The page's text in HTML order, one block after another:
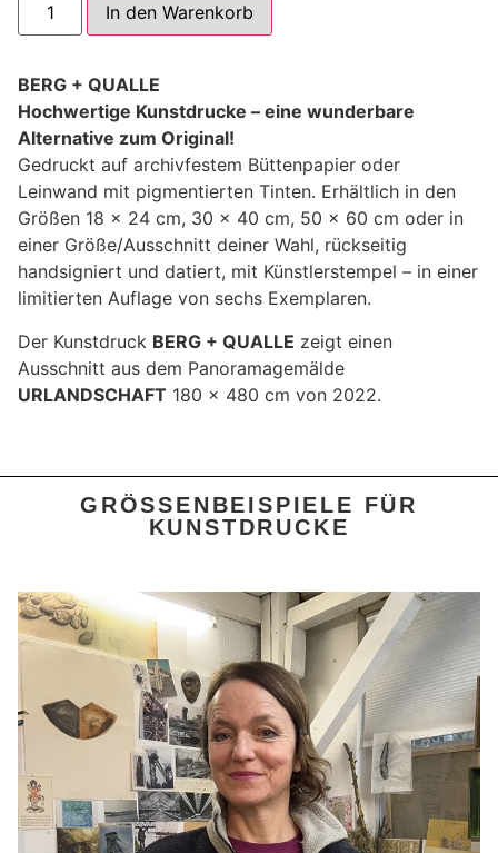
In den Warenkorb
BERG + QUALLE
Hochwertige Kunstdrucke – eine wunderbare
Alternative zum Original!
Gedruckt auf archivfestem Büttenpapier oder
Leinwand mit pigmentierten Tinten. Erhältlich in den
Größen 18 x 24 cm, 30 x 40 cm, 50 x 60 cm oder in
einer Größe/Ausschnitt deiner Wahl, rückseitig
handsigniert und datiert, mit Künstlerstempel – in einer
limitierten Auflage von sechs Exemplaren.
Der Kunstdruck BERG + QUALLE zeigt einen
Ausschnitt aus dem Panoramagemälde
URLANDSCHAFT 180 x 480 cm von 2022.
GRÖSSENBEISPIELE FÜR K
UNSTDRUCKE